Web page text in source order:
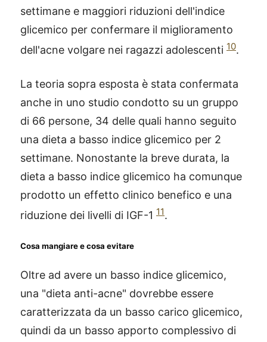
settimane e maggiori riduzioni dell'indice
glicemico per confermare il miglioramento
dell'acne volgare nei ragazzi adolescenti 10.
La teoria sopra esposta è stata confermata
anche in uno studio condotto su un gruppo
di 66 persone, 34 delle quali hanno seguito
una dieta a basso indice glicemico per 2
settimane. Nonostante la breve durata, la
dieta a basso indice glicemico ha comunque
prodotto un effetto clinico benefico e una
riduzione dei livelli di IGF-1 11.
Cosa mangiare e cosa evitare
Oltre ad avere un basso indice glicemico,
una "dieta anti-acne" dovrebbe essere
caratterizzata da un basso carico glicemico,
quindi da un basso apporto complessivo di